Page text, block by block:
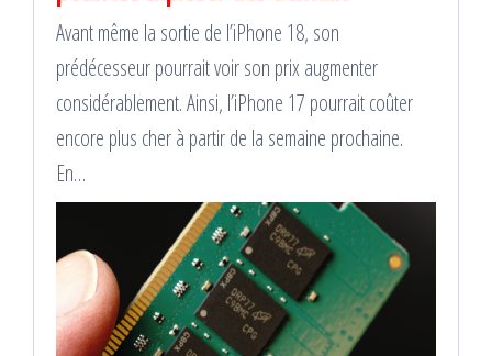
Avant même la sortie de l’iPhone 18, son
prédécesseur pourrait voir son prix augmenter
considérablement. Ainsi, l’iPhone 17 pourrait coûter
encore plus cher à partir de la semaine prochaine.
En…